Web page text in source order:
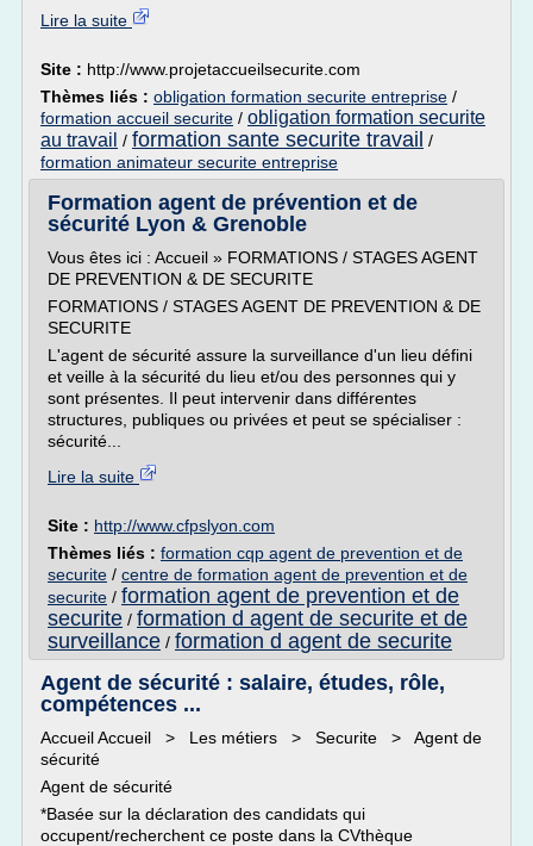
Lire la suite
Site : http://www.projetaccueilsecurite.com
Thèmes liés : obligation formation securite entreprise /
formation accueil securite / obligation formation securite
au travail / formation sante securite travail /
formation animateur securite entreprise
Formation agent de prévention et de
sécurité Lyon & Grenoble
Vous êtes ici : Accueil » FORMATIONS / STAGES AGENT
DE PREVENTION & DE SECURITE
FORMATIONS / STAGES AGENT DE PREVENTION & DE
SECURITE
L'agent de sécurité assure la surveillance d'un lieu défini
et veille à la sécurité du lieu et/ou des personnes qui y
sont présentes. Il peut intervenir dans différentes
structures, publiques ou privées et peut se spécialiser :
sécurité...
Lire la suite
Site : http://www.cfpslyon.com
Thèmes liés : formation cqp agent de prevention et de
securite / centre de formation agent de prevention et de
securite / formation agent de prevention et de
securite / formation d agent de securite et de
surveillance / formation d agent de securite
Agent de sécurité : salaire, études, rôle,
compétences ...
Accueil Accueil > Les métiers > Securite > Agent de
sécurité
Agent de sécurité
*Basée sur la déclaration des candidats qui
occupent/recherchent ce poste dans la CVthèque